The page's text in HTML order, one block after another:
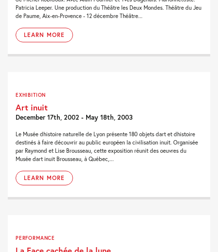
Patricia Leeper. Une production du Théâtre les Deux Mondes. Théâtre du Jeu
de Paume, Aix-en-Provence - 12 décembre Théâtre...
LEARN MORE
EXHIBITION
Art inuit
December 17th, 2002 - May 18th, 2003
Le Musée dhistoire naturelle de Lyon présente 180 objets dart et dhistoire
destinés à faire découvrir au public européen la civilisation inuit. Organisée
par Raymond et Lise Brousseau, cette exposition réunit des oeuvres du
Musée dart inuit Brousseau, à Québec,...
LEARN MORE
PERFORMANCE